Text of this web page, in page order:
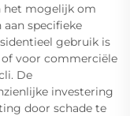
het mogelijk om
aan specifieke
gebruik is
voor commerciële
De
investering
door schade te